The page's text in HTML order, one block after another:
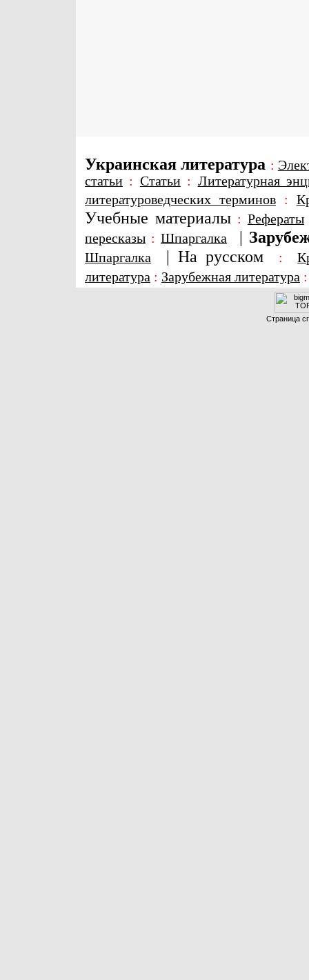
Украинская литература :
статьи : Статьи: Литературная
литературоведческих терминов:
Учебные материалы : Рефераты
пересказы : Шпаргалка |
Шпаргалка | На русском :
литература : Зарубежная литература
Страница